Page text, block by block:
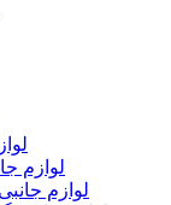
لوازم
لوازم